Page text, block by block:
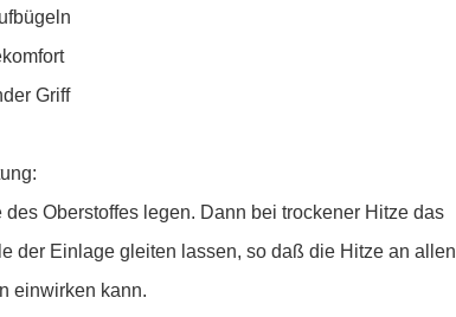
Griff
Oberstoffes legen. Dann bei trockener Hitze das
der Einlage gleiten lassen, so daß die Hitze an allen
einwirken kann.